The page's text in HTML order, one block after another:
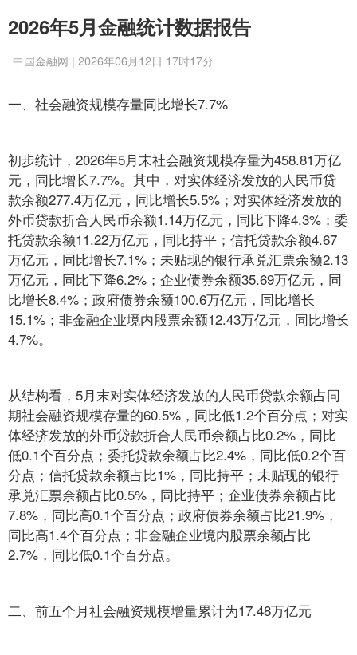
2026年5月金融统计数据报告
中国金融网 | 2026年06月12日 17时17分
一、社会融资规模存量同比增长7.7%
初步统计，2026年5月末社会融资规模存量为458.81万亿
元，同比增长7.7%。其中，对实体经济发放的人民币贷
款余额277.4万亿元，同比增长5.5%；对实体经济发放的
外币贷款折合人民币余额1.14万亿元，同比下降4.3%；委
托贷款余额11.22万亿元，同比持平；信托贷款余额4.67
万亿元，同比增长7.1%；未贴现的银行承兑汇票余额2.13
万亿元，同比下降6.2%；企业债券余额35.69万亿元，同
比增长8.4%；政府债券余额100.6万亿元，同比增长
15.1%；非金融企业境内股票余额12.43万亿元，同比增长
4.7%。
从结构看，5月末对实体经济发放的人民币贷款余额占同
期社会融资规模存量的60.5%，同比低1.2个百分点；对实
体经济发放的外币贷款折合人民币余额占比0.2%，同比
低0.1个百分点；委托贷款余额占比2.4%，同比低0.2个百
分点；信托贷款余额占比1%，同比持平；未贴现的银行
承兑汇票余额占比0.5%，同比持平；企业债券余额占比
7.8%，同比高0.1个百分点；政府债券余额占比21.9%，
同比高1.4个百分点；非金融企业境内股票余额占比
2.7%，同比低0.1个百分点。
二、前五个月社会融资规模增量累计为17.48万亿元